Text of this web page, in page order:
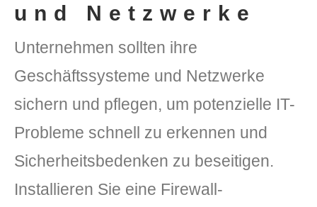
und Netzwerke
Unternehmen sollten ihre
Geschäftssysteme und Netzwerke
sichern und pflegen, um potenzielle IT-
Probleme schnell zu erkennen und
Sicherheitsbedenken zu beseitigen.
Installieren Sie eine Firewall-